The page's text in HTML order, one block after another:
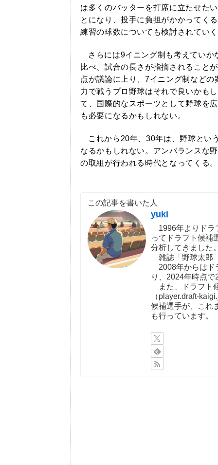
は多くのバッターを打席に立たせた
とになり、投手に負担がかかってく
練習の球数についても検討されてい
さらには9イニング制も考えてい
比べ、試合の長さが指摘されること
点が議論に上り、7イニング制など
力で戦うプロ野球はそれで良いかも
て、国際的なスポーツとして野球を
も必要になるかもしれない。
これから20年、30年は、野球とい
なるかもしれない。アンバランスな
の取組が行われる時代となってくる。
この記事を書いた人
yuki
1996年よりドラ
ってドラフト候補
分析してきました
雑誌「野球太郎
2008年からはド
り、2024年時点
また、ドラフト
（player.draft-
候補選手が、これ
も行っています。